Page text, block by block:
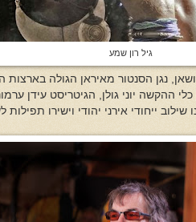
גיל רון שמע
נגן הסנטור מאיראן הגולה
ההקשה יוני גולן, הגיטריסט עידן
ייחודי אירני יהודי וישירו